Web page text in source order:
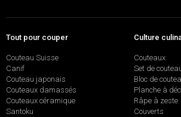
Tout pour couper
Couteau Suisse
Canif
Couteau japonais
Couteaux damassés
Couteaux céramique
Santoku
Culture
Couteaux
Set de
Bloc de
Planche à
Râpe à zeste
Couverts